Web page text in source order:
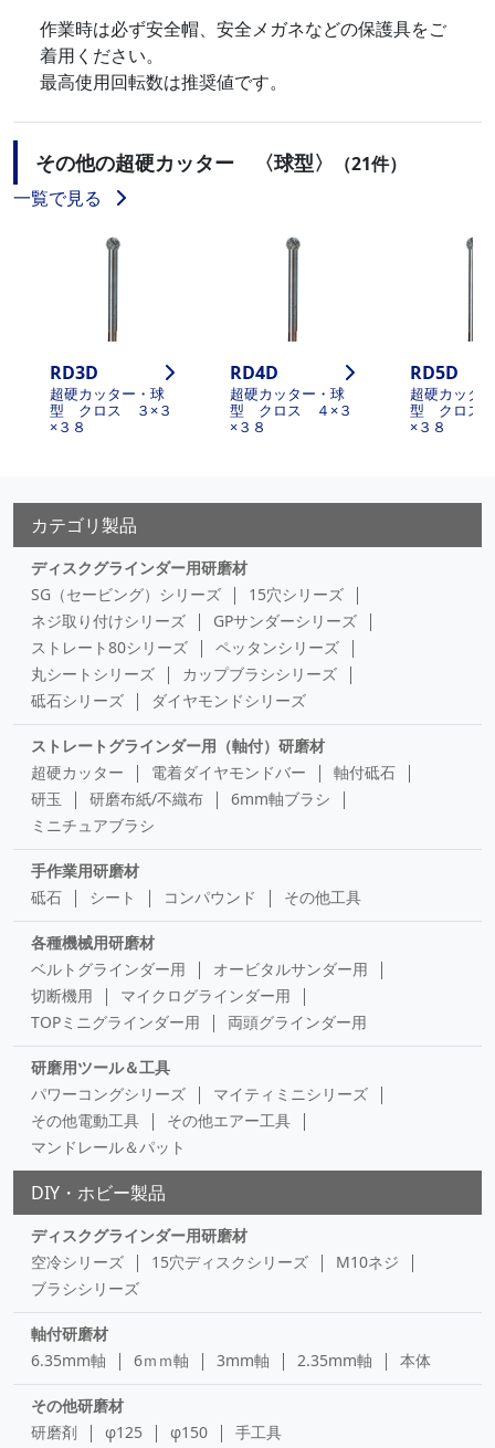
作業時は必ず安全帽、安全メガネなどの保護具をご
着用ください。
最高使用回転数は推奨値です。
その他の超硬カッター 〈球型〉
（21件）
一覧で見る
RD3D
超硬カッター・球
型 クロス ３×３
×３８
RD4D
超硬カッター・球
型 クロス ４×３
×３８
RD5D
超硬カッタ
型 クロス
×３８
カテゴリ製品
ディスクグラインダー用研磨材
SG（セービング）シリーズ
15穴シリーズ
ネジ取り付けシリーズ
GPサンダーシリーズ
ストレート80シリーズ
ペッタンシリーズ
丸シートシリーズ
カップブラシシリーズ
砥石シリーズ
ダイヤモンドシリーズ
ストレートグラインダー用（軸付）研磨材
超硬カッター
電着ダイヤモンドバー
軸付砥石
研玉
研磨布紙/不織布
6mm軸ブラシ
ミニチュアブラシ
手作業用研磨材
砥石
シート コンパウンド その他工具
各種機械用研磨材
ベルトグラインダー用
オービタルサンダー用
切断機用
マイクログラインダー用
TOPミニグラインダー用
両頭グラインダー用
研磨用ツール＆工具
パワーコングシリーズ
マイティミニシリーズ
その他電動工具
その他エアー工具
マンドレール＆パット
DIY・ホビー製品
ディスクグラインダー用研磨材
空冷シリーズ
15穴ディスクシリーズ
M10ネジ
ブラシシリーズ
軸付研磨材
6.35mm軸
6ｍｍ軸 3mm軸 2.35mm軸 本体
その他研磨材
研磨剤
φ125 φ150 手工具